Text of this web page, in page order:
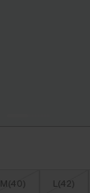
M(40) L(42)